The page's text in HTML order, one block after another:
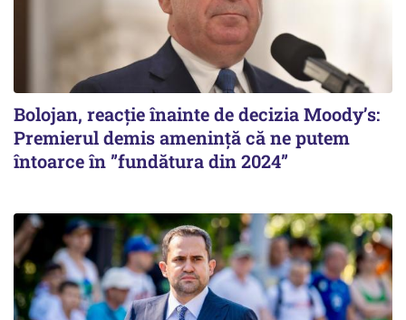
Bolojan, reacție înainte de decizia Moody’s:
Premierul demis amenință că ne putem
întoarce în ”fundătura din 2024”